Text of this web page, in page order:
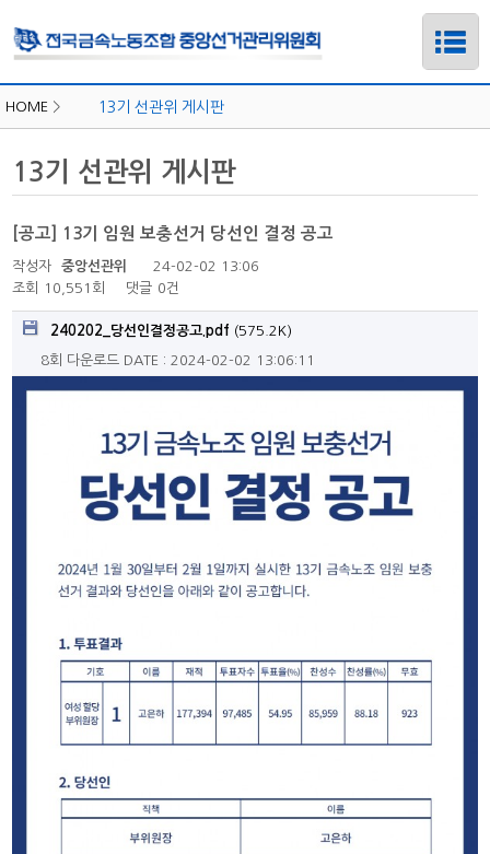
하위메뉴
HOME > 13기 선관위 게시판
13기 선관위 게시판
[공고] 13기 임원 보충선거 당선인 결정 공고
작성자 중앙선관위
24-02-02 13:06
조회
10,551회 댓글 0건
240202_당선인결정공고.pdf (575.2K)
8회 다운로드 DATE : 2024-02-02 13:06:11